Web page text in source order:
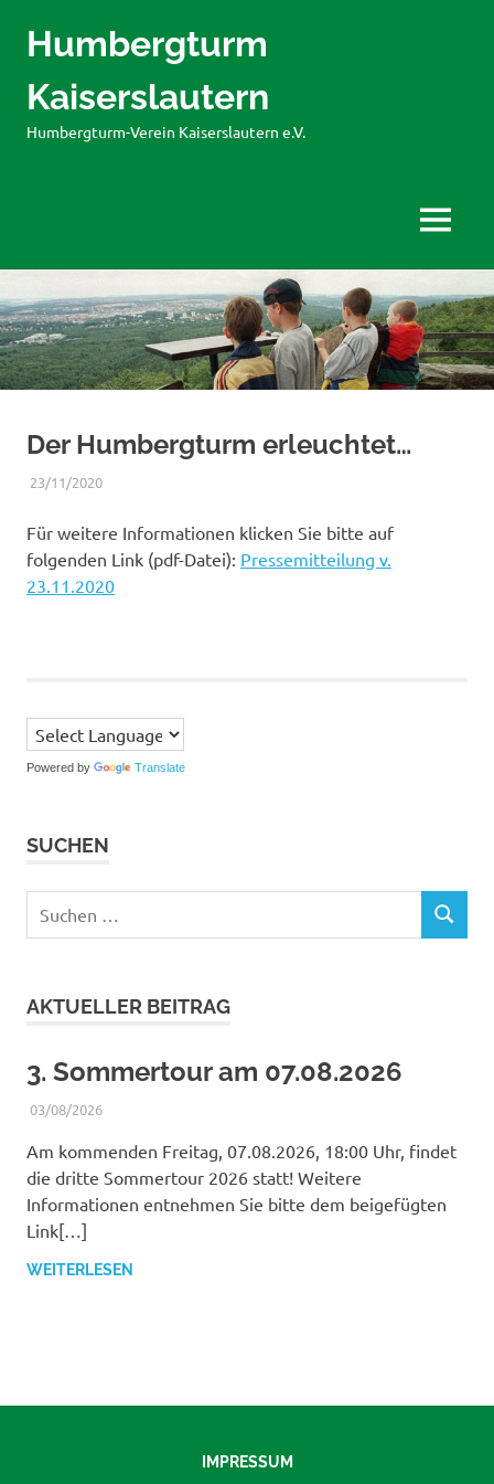
Inhalt
springen
Humbergturm
Kaiserslautern
Humbergturm-Verein Kaiserslautern e.V.
MENÜ
Der Humbergturm erleuchtet…
23/11/2020WERNER
BERICHTE
Für weitere Informationen klicken Sie bitte auf
folgenden Link (pdf-Datei): Pressemitteilung v.
23.11.2020
Powered by Translate
SUCHEN
Suchen
SUCHEN
AKTUELLER BEITRAG
3. Sommertour am 07.08.2026
03/08/2026WERNER
BERICHTE
Am kommenden Freitag, 07.08.2026, 18:00 Uhr, findet
die dritte Sommertour 2026 statt! Weitere
Informationen entnehmen Sie bitte dem beigefügten
Link[…]
WEITERLESEN
IMPRESSUM